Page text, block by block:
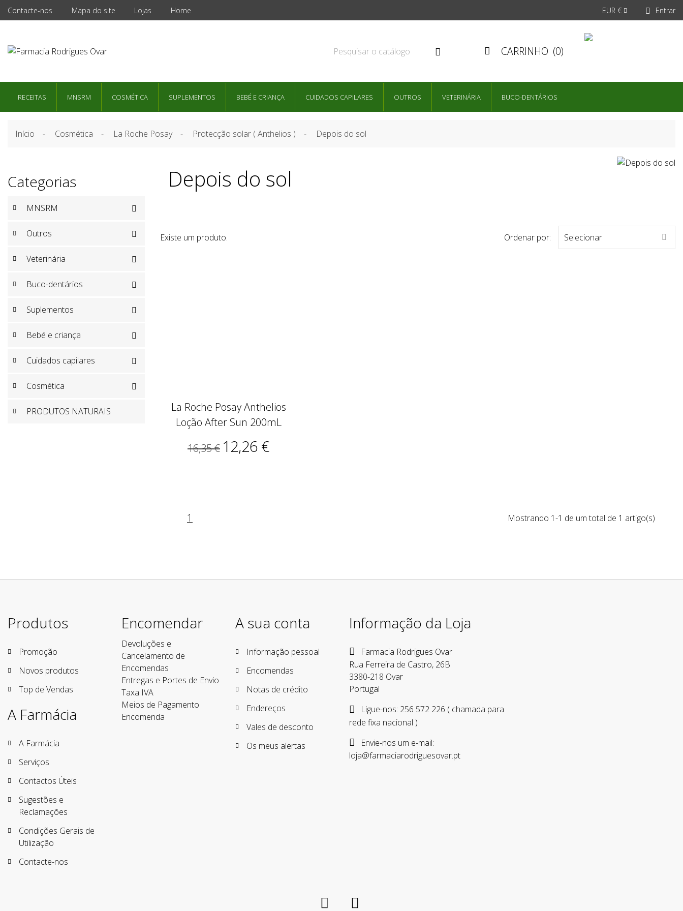
Contacte-nos Mapa do site Lojas Home EUR €   Entrar
  CARRINHO (0)
RECEITAS MNSRM COSMÉTICA SUPLEMENTOS BEBÉ E CRIANÇA CUIDADOS CAPILARES OUTROS VETERINÁRIA BUCO-DENTÁRIOS
Início Cosmética La Roche Posay Protecção solar ( Anthelios ) Depois do sol
Categorias
MNSRM 
Outros 
Veterinária 
Buco-dentários 
Suplementos 
Bebé e criança 
Cuidados capilares 
Cosmética 
PRODUTOS NATURAIS
Depois do sol
Existe um produto. Ordenar por: Selecionar 
La Roche Posay Anthelios
Loção After Sun 200mL
16,35 € 12,26 €
Mostrando 1-1 de um total de 1 artigo(s)
1
Produtos
Promoção
Novos produtos
Top de Vendas
A Farmácia
A Farmácia
Serviços
Contactos Úteis
Sugestões e
Reclamações
Condições Gerais de
Utilização
Contacte-nos
Encomendar
Devoluções e
Cancelamento de
Encomendas
Entregas e Portes de Envio
Taxa IVA
Meios de Pagamento
Encomenda
A sua conta
Informação pessoal
Encomendas
Notas de crédito
Endereços
Vales de desconto
Os meus alertas
Informação da Loja
Farmacia Rodrigues Ovar
Rua Ferreira de Castro, 26B
3380-218 Ovar
Portugal
Ligue-nos: 256 572 226 ( chamada para
rede fixa nacional )
Envie-nos um e-mail:
loja@farmaciarodriguesovar.pt